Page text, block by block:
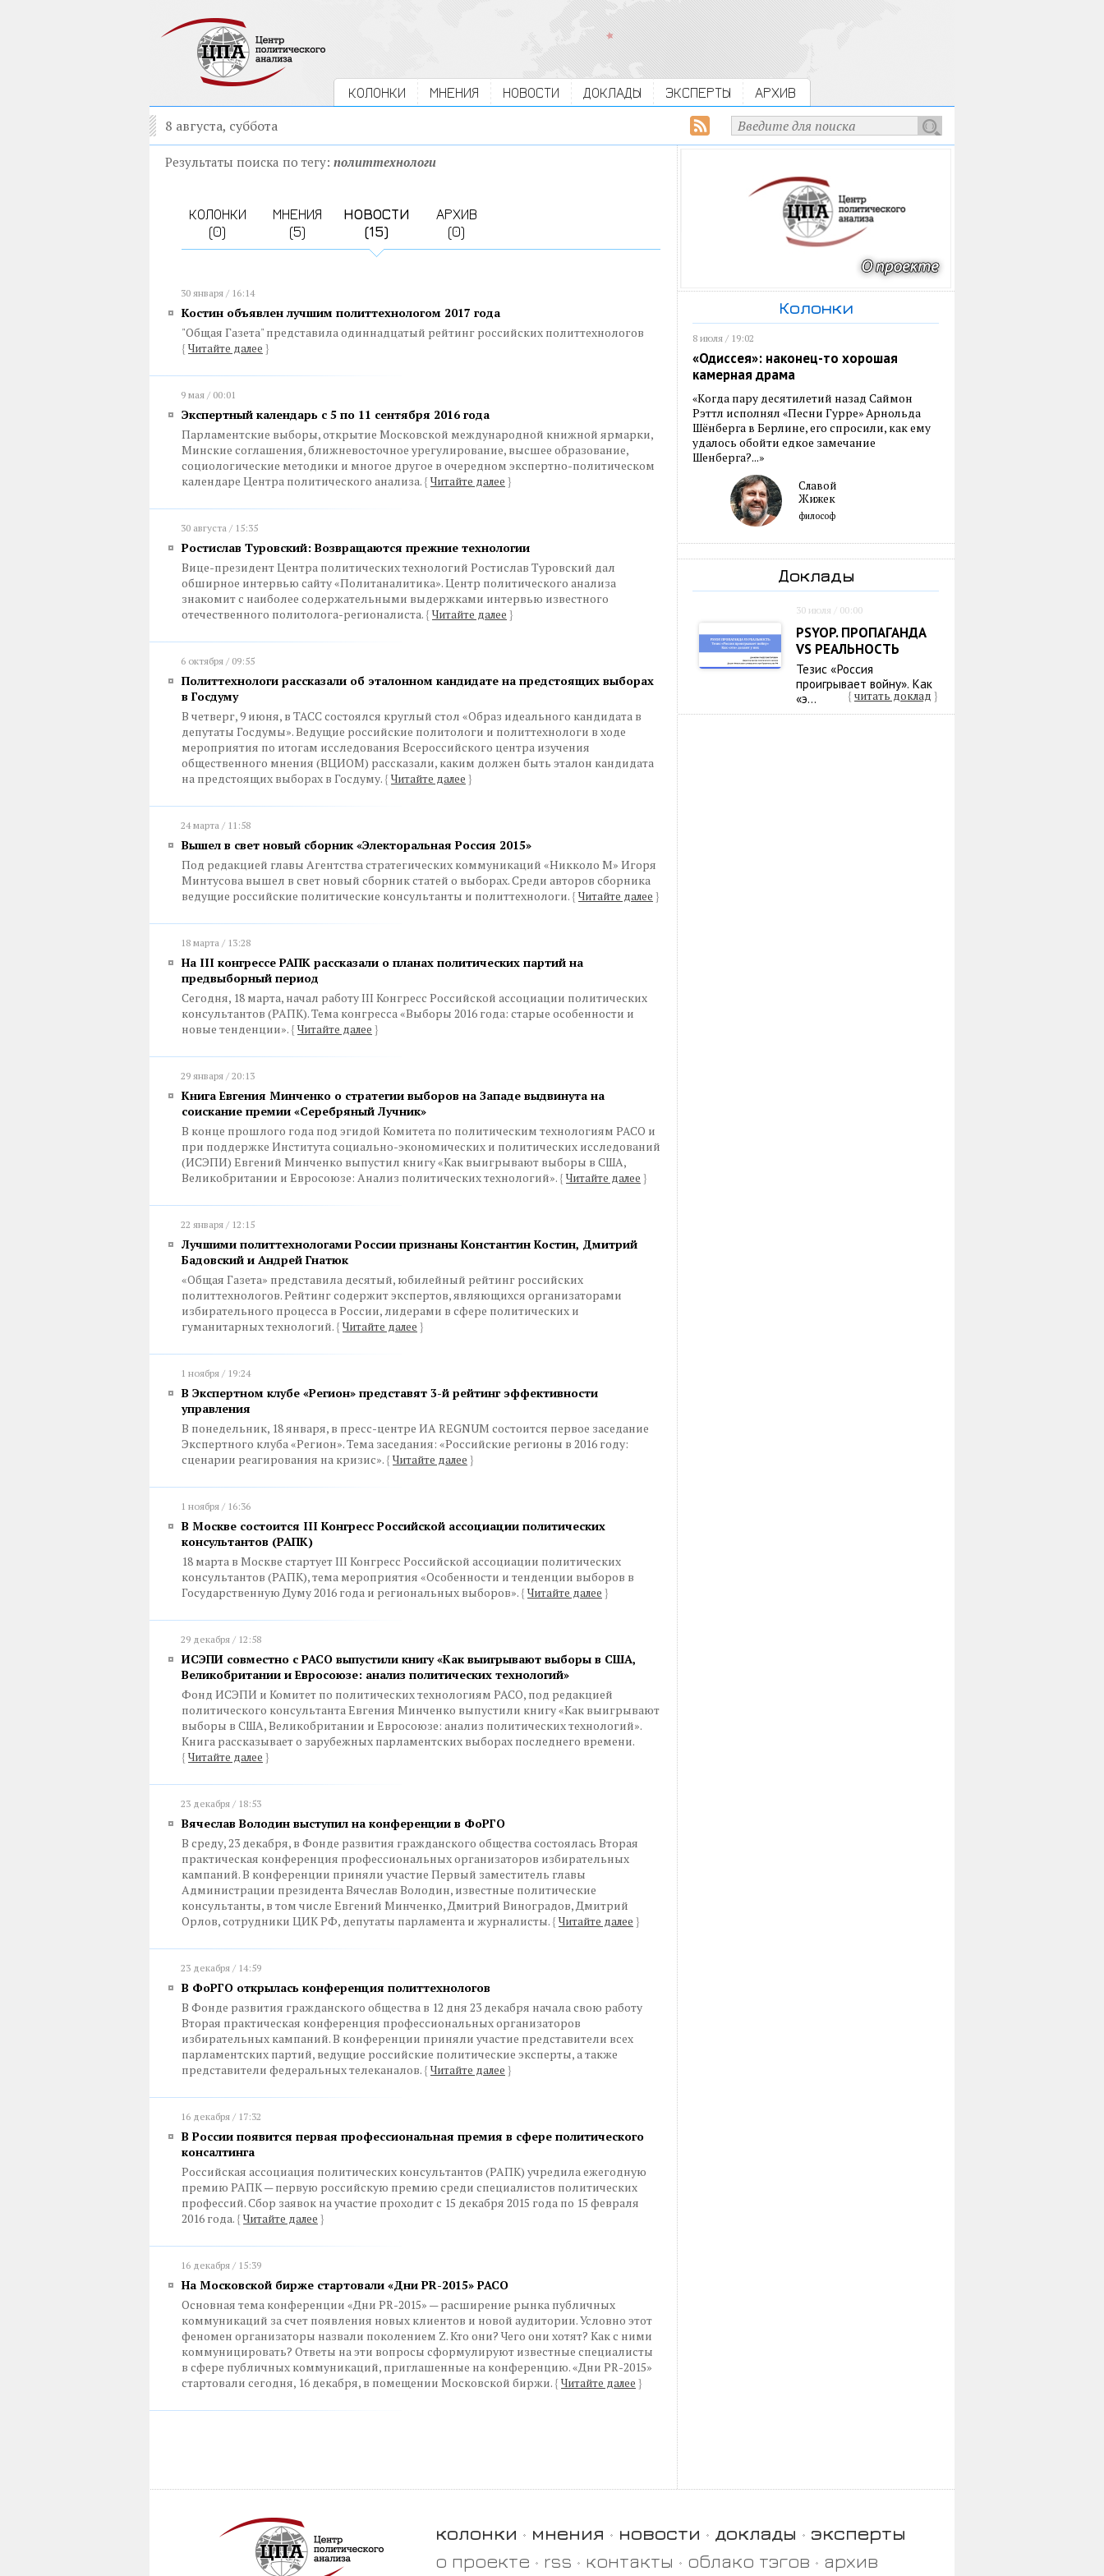
КОЛОНКИ МНЕНИЯ НОВОСТИ ДОКЛАДЫ ЭКСПЕРТЫ АРХИВ
8 августа, суббота
Результаты поиска по тегу: политтехнологи
КОЛОНКИ
(0)
МНЕНИЯ
(5)
НОВОСТИ
(15)
АРХИВ
(0)
30 января / 16:14
Костин объявлен лучшим политтехнологом 2017 года
"Общая Газета" представила одиннадцатый рейтинг российских политтехнологов
{ Читайте далее }
9 мая / 00:01
Экспертный календарь с 5 по 11 сентября 2016 года
Парламентские выборы, открытие Московской международной книжной ярмарки,
Минские соглашения, ближневосточное урегулирование, высшее образование,
социологические методики и многое другое в очередном экспертно-политическом
календаре Центра политического анализа. { Читайте далее }
30 августа / 15:35
Ростислав Туровский: Возвращаются прежние технологии
Вице-президент Центра политических технологий Ростислав Туровский дал
обширное интервью сайту «Политаналитика». Центр политического анализа
знакомит с наиболее содержательными выдержками интервью известного
отечественного политолога-регионалиста. { Читайте далее }
6 октября / 09:55
Политтехнологи рассказали об эталонном кандидате на предстоящих выборах
в Госдуму
В четверг, 9 июня, в ТАСС состоялся круглый стол «Образ идеального кандидата в
депутаты Госдумы». Ведущие российские политологи и политтехнологи в ходе
мероприятия по итогам исследования Всероссийского центра изучения
общественного мнения (ВЦИОМ) рассказали, каким должен быть эталон кандидата
на предстоящих выборах в Госдуму. { Читайте далее }
24 марта / 11:58
Вышел в свет новый сборник «Электоральная Россия 2015»
Под редакцией главы Агентства стратегических коммуникаций «Никколо М» Игоря
Минтусова вышел в свет новый сборник статей о выборах. Среди авторов сборника
ведущие российские политические консультанты и политтехнологи. { Читайте далее }
18 марта / 13:28
На III конгрессе РАПК рассказали о планах политических партий на
предвыборный период
Сегодня, 18 марта, начал работу III Конгресс Российской ассоциации политических
консультантов (РАПК). Тема конгресса «Выборы 2016 года: старые особенности и
новые тенденции». { Читайте далее }
29 января / 20:13
Книга Евгения Минченко о стратегии выборов на Западе выдвинута на
соискание премии «Серебряный Лучник»
В конце прошлого года под эгидой Комитета по политическим технологиям РАСО и
при поддержке Института социально-экономических и политических исследований
(ИСЭПИ) Евгений Минченко выпустил книгу «Как выигрывают выборы в США,
Великобритании и Евросоюзе: Анализ политических технологий». { Читайте далее }
22 января / 12:15
Лучшими политтехнологами России признаны Константин Костин, Дмитрий
Бадовский и Андрей Гнатюк
«Общая Газета» представила десятый, юбилейный рейтинг российских
политтехнологов. Рейтинг содержит экспертов, являющихся организаторами
избирательного процесса в России, лидерами в сфере политических и
гуманитарных технологий. { Читайте далее }
1 ноября / 19:24
В Экспертном клубе «Регион» представят 3-й рейтинг эффективности
управления
В понедельник, 18 января, в пресс-центре ИА REGNUM состоится первое заседание
Экспертного клуба «Регион». Тема заседания: «Российские регионы в 2016 году:
сценарии реагирования на кризис». { Читайте далее }
1 ноября / 16:36
В Москве состоится III Конгресс Российской ассоциации политических
консультантов (РАПК)
18 марта в Москве стартует III Конгресс Российской ассоциации политических
консультантов (РАПК), тема мероприятия «Особенности и тенденции выборов в
Государственную Думу 2016 года и региональных выборов». { Читайте далее }
29 декабря / 12:58
ИСЭПИ совместно с РАСО выпустили книгу «Как выигрывают выборы в США,
Великобритании и Евросоюзе: анализ политических технологий»
Фонд ИСЭПИ и Комитет по политических технологиям РАСО, под редакцией
политического консультанта Евгения Минченко выпустили книгу «Как выигрывают
выборы в США, Великобритании и Евросоюзе: анализ политических технологий».
Книга рассказывает о зарубежных парламентских выборах последнего времени.
{ Читайте далее }
23 декабря / 18:53
Вячеслав Володин выступил на конференции в ФоРГО
В среду, 23 декабря, в Фонде развития гражданского общества состоялась Вторая
практическая конференция профессиональных организаторов избирательных
кампаний. В конференции приняли участие Первый заместитель главы
Администрации президента Вячеслав Володин, известные политические
консультанты, в том числе Евгений Минченко, Дмитрий Виноградов, Дмитрий
Орлов, сотрудники ЦИК РФ, депутаты парламента и журналисты. { Читайте далее }
23 декабря / 14:59
В ФоРГО открылась конференция политтехнологов
В Фонде развития гражданского общества в 12 дня 23 декабря начала свою работу
Вторая практическая конференция профессиональных организаторов
избирательных кампаний. В конференции приняли участие представители всех
парламентских партий, ведущие российские политические эксперты, а также
представители федеральных телеканалов. { Читайте далее }
16 декабря / 17:32
В России появится первая профессиональная премия в сфере политического
консалтинга
Российская ассоциация политических консультантов (РАПК) учредила ежегодную
премию РАПК — первую российскую премию среди специалистов политических
профессий. Сбор заявок на участие проходит с 15 декабря 2015 года по 15 февраля
2016 года. { Читайте далее }
16 декабря / 15:39
На Московской бирже стартовали «Дни PR-2015» РАСО
Основная тема конференции «Дни PR-2015» — расширение рынка публичных
коммуникаций за счет появления новых клиентов и новой аудитории. Условно этот
феномен организаторы назвали поколением Z. Кто они? Чего они хотят? Как с ними
коммуницировать? Ответы на эти вопросы сформулируют известные специалисты
в сфере публичных коммуникаций, приглашенные на конференцию. «Дни PR-2015»
стартовали сегодня, 16 декабря, в помещении Московской биржи. { Читайте далее }
Колонки
8 июля / 19:02
«Одиссея»: наконец-то хорошая
камерная драма
«Когда пару десятилетий назад Саймон
Рэттл исполнял «Песни Гурре» Арнольда
Шёнберга в Берлине, его спросили, как ему
удалось обойти едкое замечание
Шенберга?...»
Славой
Жижек
философ
Доклады
30 июля / 00:00
PSYOP. ПРОПАГАНДА
VS РЕАЛЬНОСТЬ
Тезис «Россия
проигрывает войну». Как
«э...
{ читать доклад }
колонки мнения новости доклады
эксперты
о проекте
rss контакты облако тэгов архив